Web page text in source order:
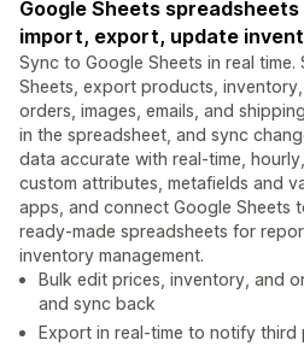
Google Sheets
import, export, update
Sync to Google Sheets in real
Sheets, export products,
orders, images, emails, and
in the spreadsheet, and sync
data accurate with real-time,
custom attributes, metafields and
apps, and connect Google Sheets
ready-made spreadsheets for
inventory management.
Bulk edit prices, inventory, and
and sync back
Export in real-time to notify third